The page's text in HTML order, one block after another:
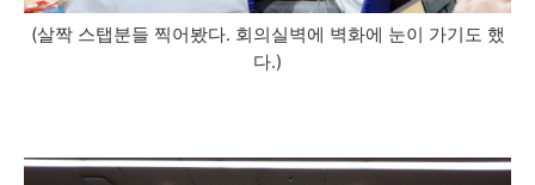
(살짝 스탭분들 찍어봤다. 회의실벽에 벽화에 눈이 가기도 했
다.)